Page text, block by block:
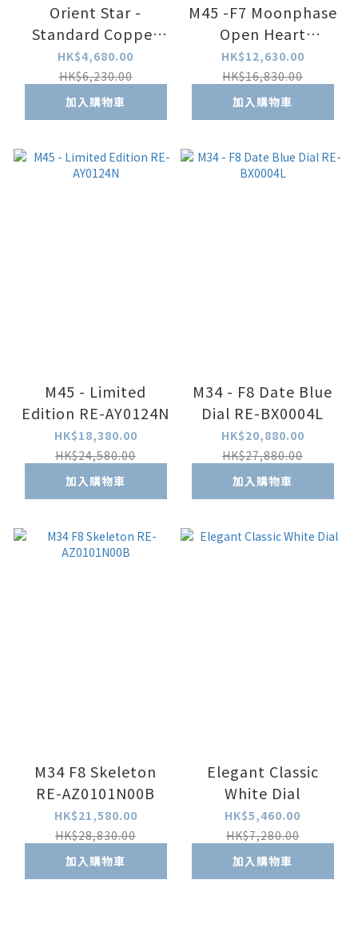
Orient Star -
Standard Copper
Dial AU0108G00B
HK$4,680.00
HK$6,230.00
加入購物車
M45 -F7 Moonphase
Open Heart
Automatic RE-
BT0005S00B
HK$12,630.00
HK$16,830.00
加入購物車
M45 - Limited
Edition RE-AY0124N
HK$18,380.00
HK$24,580.00
加入購物車
M34 - F8 Date Blue
Dial RE-BX0004L
HK$20,880.00
HK$27,880.00
加入購物車
M34 F8 Skeleton
RE-AZ0101N00B
HK$21,580.00
HK$28,830.00
加入購物車
Elegant Classic
White Dial
HK$5,460.00
HK$7,280.00
加入購物車